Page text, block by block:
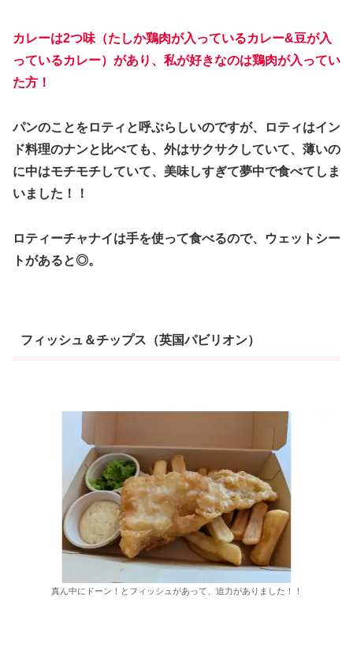
カレーは2つ味（たしか鶏肉が入っているカレー&豆が入
っているカレー）があり、私が好きなのは鶏肉が入ってい
た方！
パンのことをロティと呼ぶらしいのですが、ロティはイン
ド料理のナンと比べても、外はサクサクしていて、薄いの
に中はモチモチしていて、美味しすぎて夢中で食べてしま
いました！！
ロティーチャナイは手を使って食べるので、ウェットシー
トがあると◎。
フィッシュ＆チップス（英国パビリオン）
真ん中にドーン！とフィッシュがあって、迫力がありました！！